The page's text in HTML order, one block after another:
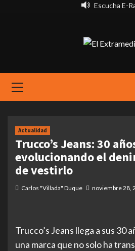
Escucha E-
Menu
Actualidad
Trucco’s Jeans: 30
evolucionando el
de vestirlo
Carlos "Villada" Duque noviembre 28,
Trucco’s Jeans llega a sus 30
una marca que no solo ha